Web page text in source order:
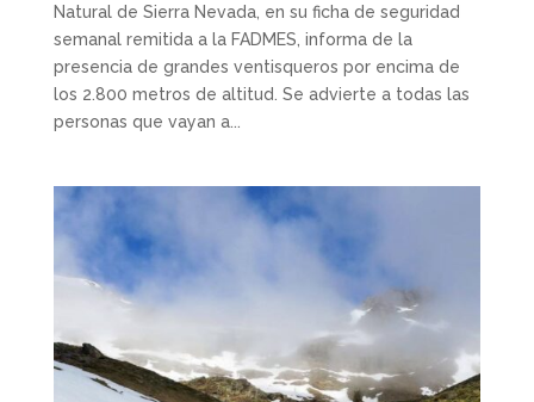
Natural de Sierra Nevada, en su ficha de seguridad
semanal remitida a la FADMES, informa de la
presencia de grandes ventisqueros por encima de
los 2.800 metros de altitud. Se advierte a todas las
personas que vayan a...